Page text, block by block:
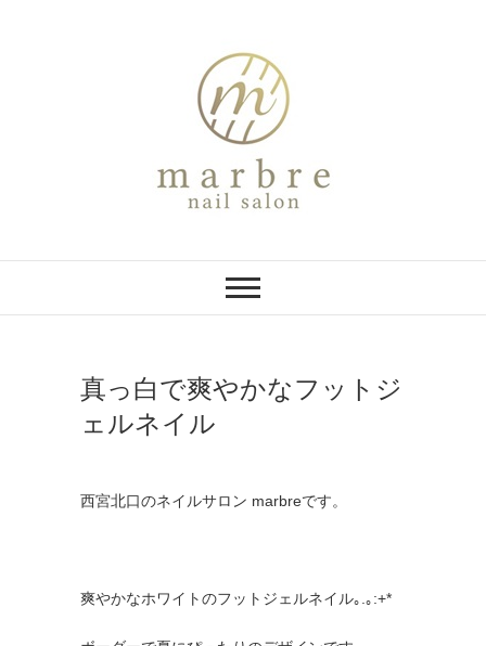
marbre
真っ白で爽やかなフットジ
ェルネイル
西宮北口のネイルサロン marbreです。
爽やかなホワイトのフットジェルネイル｡.｡:+*